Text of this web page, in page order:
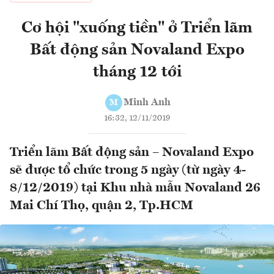
Cơ hội "xuống tiền" ở Triển lãm
Bất động sản Novaland Expo
tháng 12 tới
M Minh Anh
16:32, 12/11/2019
Triển lãm Bất động sản – Novaland Expo
sẽ được tổ chức trong 5 ngày (từ ngày 4-
8/12/2019) tại Khu nhà mẫu Novaland 26
Mai Chí Thọ, quận 2, Tp.HCM